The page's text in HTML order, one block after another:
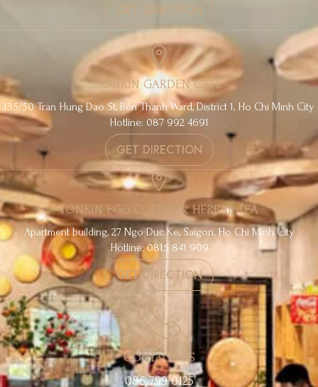
GET DIRECTION
TONKIN GARDEN CAFE
135/50 Tran Hung Dao St, Ben Thanh Ward, District 1, Ho Chi Minh City
Hotline: 087 992 4691
GET DIRECTION
TONKIN EGG COFFEE & HERBAL TEA
Apartment building, 27 Ngo Duc Ke, Saigon, Ho Chi Minh City
Hotline: 0815 841 909
GET DIRECTION
CONTACT US
086 799 0125